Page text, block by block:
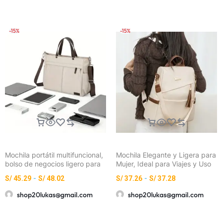
-15%
Mochila portátil multifuncional,
bolso de negocios ligero para
bandolera con múltiples
bolsillos
S/45.29 - S/48.02
shop20lukas@gmail.com
-15%
Mochila Elegante y Ligera para
Mujer, Ideal para Viajes y Uso
Capacidad, Correas
Ajustables, Cierre de
Cremallera y Detalles de
S/37.26 - S/37.28
shop20lukas@gmail.com